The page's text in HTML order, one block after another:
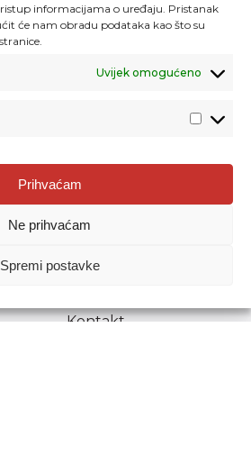
informacijama o uređaju. Pristanak
će nam obradu podataka kao što su
Uvijek omogućeno
Prihvaćam
Ne prihvaćam
Spremi postavke
Zagreb
je uz navođenje izvora.
Kontakt